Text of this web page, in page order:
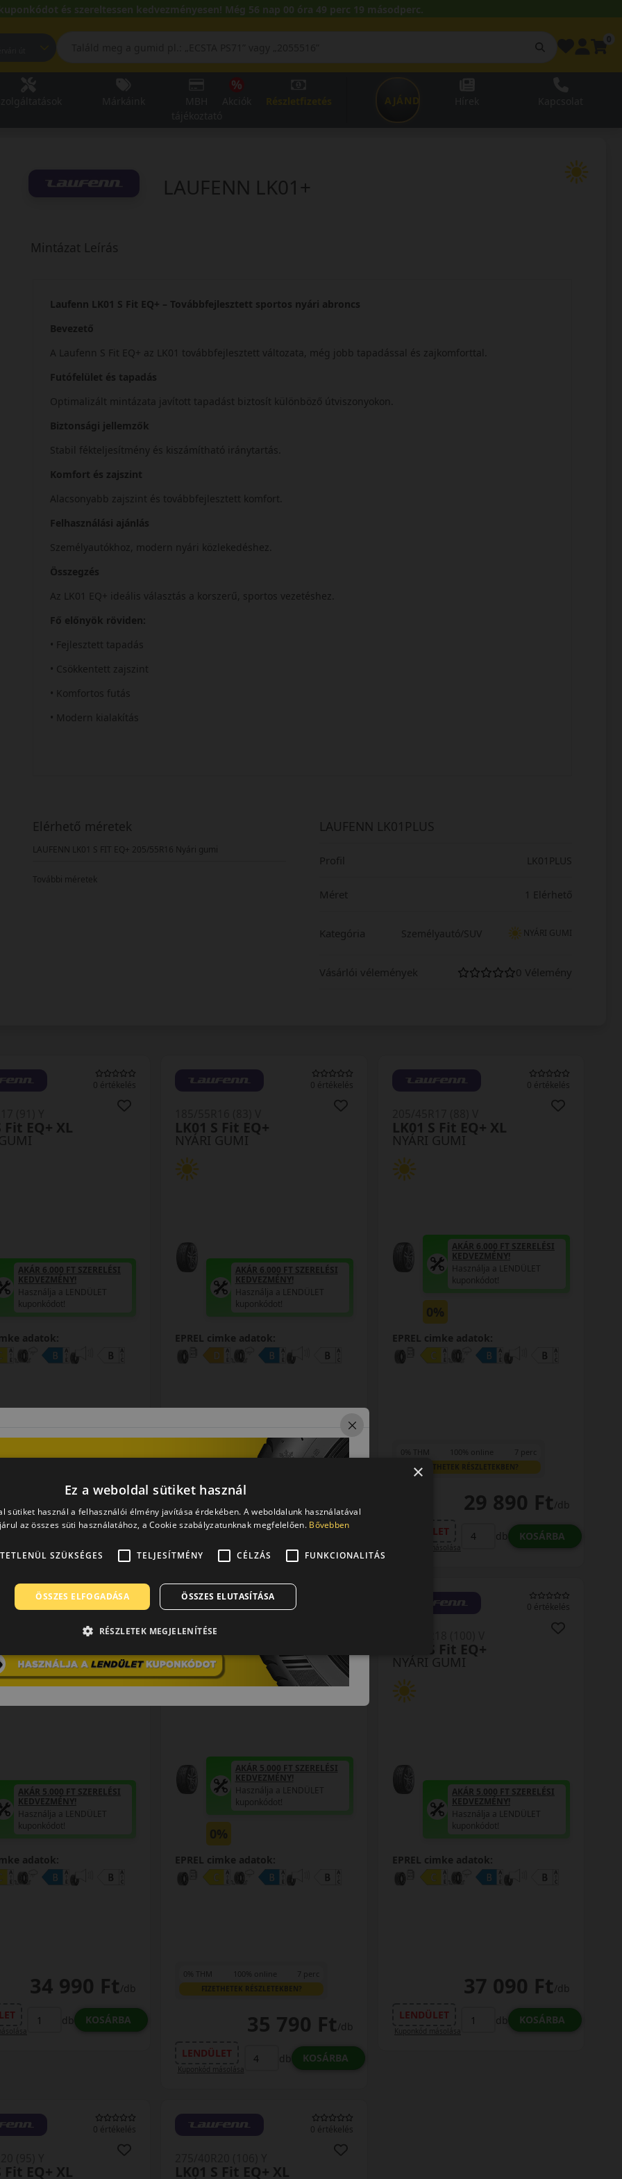
kuponkódot és szereltessen kedvezményesen! Még 56 nap 00 óra 49 perc 18 másodperc.
AJÁNDÉKUTALVÁNY
LAUFENN LK01+
Mintázat Leírás
Laufenn LK01 S Fit EQ+ – Továbbfejlesztett sportos nyári abroncs
Bevezető
A Laufenn S Fit EQ+ az LK01 továbbfejlesztett változata, még jobb tapadással és zajkomforttal.
Futófelület és tapadás
Optimalizált mintázata javított tapadást biztosít különböző útviszonyokon.
Biztonsági jellemzők
Stabil fékteljesítmény és kiszámítható iránytartás.
Komfort és zajszint
Alacsonyabb zajszint és továbbfejlesztett komfort.
Felhasználási ajánlás
Személyautókhoz, modern nyári közlekedéshez.
Összegzés
Az LK01 EQ+ ideális választás a korszerű, sportos vezetéshez.
Fő előnyök röviden:
• Fejlesztett tapadás
• Csökkentett zajszint
• Komfortos futás
• Modern kialakítás
Elérhető méretek
LAUFENN LK01 S FIT EQ+ 205/55R16 Nyári gumi
További méretek
LAUFENN LK01PLUS
Profil LK01PLUS
Méret 1 Elérhető
Kategória Személyautó/SUV NYÁRI GUMI
Vásárlói vélemények 0 Vélemény
0 értékelés
Fit EQ+ XL
AKÁR 6.000 FT SZERELÉSI
KEDVEZMÉNY!
Használja a LENDÜLET
kuponkódot!
adatok:
27 190 Ft
db KOSÁRBA
0 értékelés
NYÁRI GUMI
LK01 S Fit EQ+
AKÁR 6.000 FT SZERELÉSI
KEDVEZMÉNY!
Használja a LENDÜLET
kuponkódot!
EPREL cimke adatok:
28 090 Ft
LENDÜLET
Kuponkód másolása
0 értékelés
NYÁRI GUMI
LK01 S Fit EQ+ XL
AKÁR 6.000 FT SZERELÉSI
KEDVEZMÉNY!
Használja a LENDÜLET
kuponkódot!
0%
EPREL cimke adatok:
0% THM 100% online 7 perc
FIZETHETEK RÉSZLETEKBEN?
29 890 Ft/db
LENDÜLET
db KOSÁRBA
AKÁR 5.000 FT SZERELÉSI
KEDVEZMÉNY!
Használja a LENDÜLET
kuponkódot!
adatok:
34 990 Ft/db
db KOSÁRBA
NYÁRI GUMI
225/55R18 (98) V
AKÁR 5.000 FT SZERELÉSI
KEDVEZMÉNY!
Használja a LENDÜLET
kuponkódot!
0%
EPREL cimke adatok:
0% THM 100% online 7 perc
FIZETHETEK RÉSZLETEKBEN?
35 790 Ft/db
LENDÜLET
Kuponkód másolása
db KOSÁRBA
0 értékelés
NYÁRI GUMI
LK01 S Fit EQ+
AKÁR 5.000 FT SZERELÉSI
KEDVEZMÉNY!
Használja a LENDÜLET
kuponkódot!
EPREL cimke adatok:
37 090 Ft/db
LENDÜLET
Kuponkód másolása
db KOSÁRBA
0 értékelés
Fit EQ+ XL
0 értékelés
LK01 S Fit EQ+ XL
×
Ez a weboldal sütiket használ
sütiket használ a felhasználói élmény javítása érdekében. A weboldalunk használatával
az összes süti használatához, a Cookie szabályzatunknak megfelelően. Bővebben
SZÜKSÉGES TELJESÍTMÉNY CÉLZÁS FUNKCIONALITÁS
ÖSSZES ELFOGADÁSA ÖSSZES ELUTASÍTÁSA
RÉSZLETEK MEGJELENÍTÉSE